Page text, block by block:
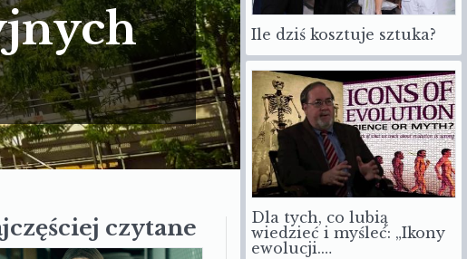
czytane
Ile dziś kosztuje sztuka?
Dla tych, co lubią
wiedzieć i myśleć: „Ikony
ewolucji.…